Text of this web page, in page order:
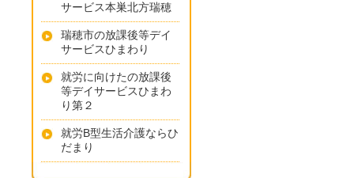
サービス本巣北方瑞穂
瑞穂市の放課後等デイ
サービスひまわり
就労に向けたの放課後
等デイサービスひまわ
り第２
就労B型生活介護ならひ
だまり